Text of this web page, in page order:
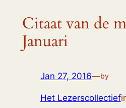
Citaat van de
Januari
Jan 27, 2016—by
Het Lezerscollectief